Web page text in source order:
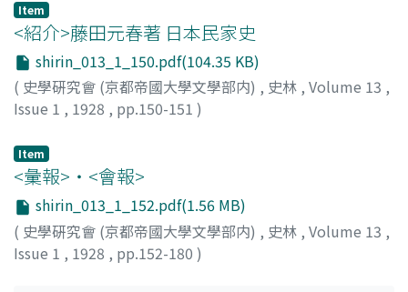
Item
<紹介>藤田元春著 日本民家史
shirin_013_1_150.pdf(104.35 KB)
( 史學硏究會 (京都帝國大學文學部内) , 史林 , Volume 13 ,
Issue 1 , 1928 , pp.150-151 )
Item
<彙報>・<會報>
shirin_013_1_152.pdf(1.56 MB)
( 史學硏究會 (京都帝國大學文學部内) , 史林 , Volume 13 ,
Issue 1 , 1928 , pp.152-180 )